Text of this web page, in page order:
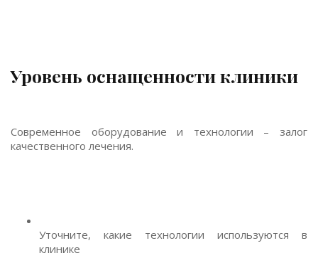
Уровень оснащенности клиники
Современное оборудование и технологии – залог
качественного лечения.
Уточните, какие технологии используются в
клинике